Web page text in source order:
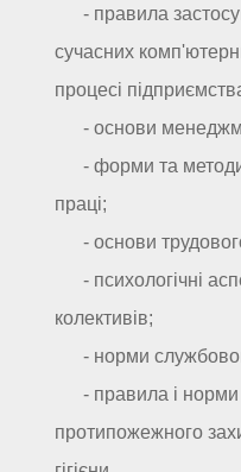
- правила
сучасних
процесі
- основи
- форми та методи
праці;
- основи
- психологічні
колективів;
- норми
- правила і норми
протипожежного